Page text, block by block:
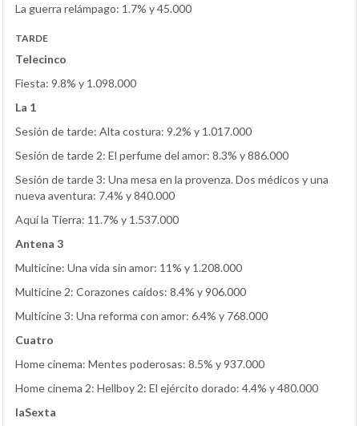
La guerra relámpago: 1.7% y 45.000
TARDE
Telecinco
Fiesta: 9.8% y 1.098.000
La 1
Sesión de tarde: Alta costura: 9.2% y 1.017.000
Sesión de tarde 2: El perfume del amor: 8.3% y 886.000
Sesión de tarde 3: Una mesa en la provenza. Dos médicos y una
nueva aventura: 7.4% y 840.000
Aquí la Tierra: 11.7% y 1.537.000
Antena 3
Multicine: Una vida sin amor: 11% y 1.208.000
Multicine 2: Corazones caídos: 8.4% y 906.000
Multicine 3: Una reforma con amor: 6.4% y 768.000
Cuatro
Home cinema: Mentes poderosas: 8.5% y 937.000
Home cinema 2: Hellboy 2: El ejército dorado: 4.4% y 480.000
laSexta